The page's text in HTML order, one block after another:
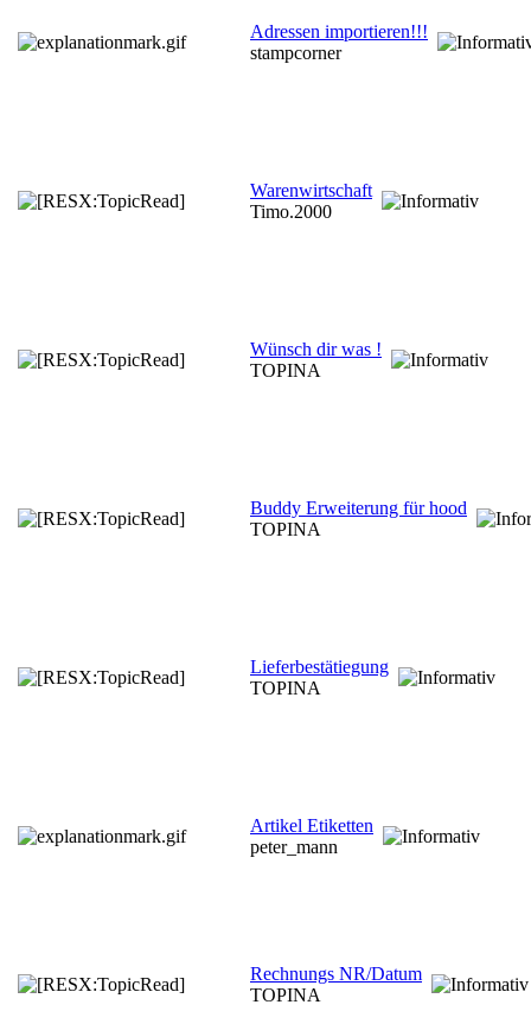
Adressen importieren!!!
stampcorner
Warenwirtschaft
Timo.2000
Wünsch dir was !
TOPINA
Buddy Erweiterung für hood
TOPINA
Lieferbestätiegung
TOPINA
Artikel Etiketten
peter_mann
Rechnungs NR/Datum
TOPINA